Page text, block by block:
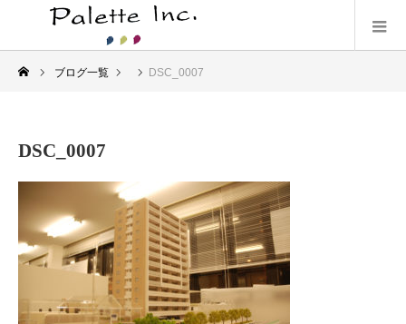
ブログ一覧 DSC_0007
DSC_0007